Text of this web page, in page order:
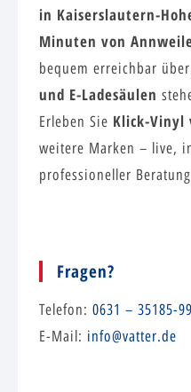
in Kaiserslautern-
Minuten von
bequem erreichbar über
und E-Ladesäulen
Erleben Sie Klick-Vinyl
weitere Marken – live,
professioneller
Fragen?
Telefon: 0631 – 35185-
E-Mail: info@vatter.de